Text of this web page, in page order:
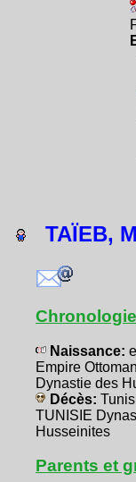
TAÏEB,
Chronologie
Naissance:
Empire
Dynastie des
Décès:
TUNISIE
Husseinites
Parents et